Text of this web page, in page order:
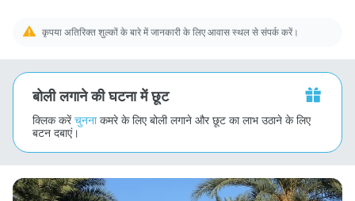
कृपया अतिरिक्त शुल्कों के बारे में जानकारी के लिए आवास स्थल से संपर्क करें।
बोली लगाने की घटना में छूट
क्लिक करेंचुननाकमरे के लिए बोली लगाने और छूट का लाभ उठाने के लिए
बटन दबाएं।